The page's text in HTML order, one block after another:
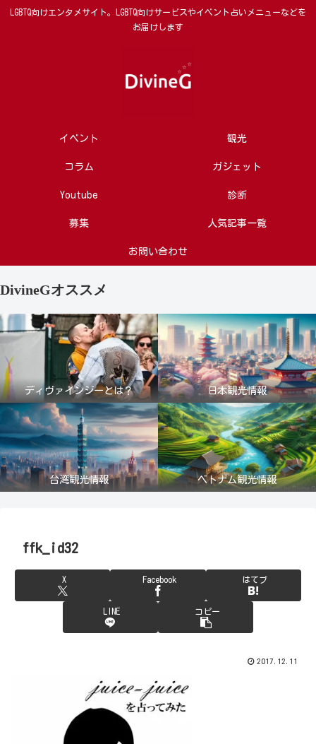
LGBTQ向けエンタメサイト。LGBTQ向けサービスやイベント占いメニューなどを
お届けします
イベント 観光
コラム ガジェット
Youtube 診断
募集 人気記事一覧
お問い合わせ
DivineGオススメ
ディヴァインジーとは？ 日本観光情報
台湾観光情報 ベトナム観光情報
ffk_id32
X Facebook はてブ
LINE コピー
2017.12.11